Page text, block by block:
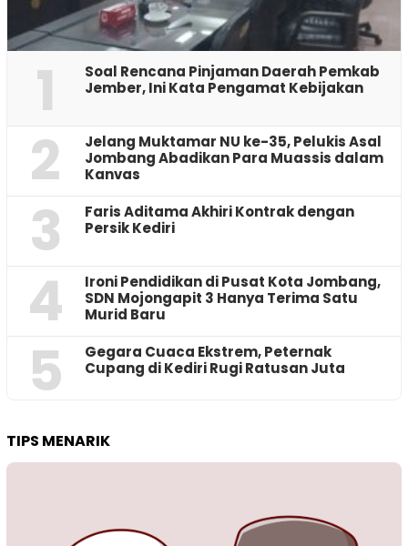
1
‎Soal Rencana Pinjaman Daerah Pemkab
Jember, Ini Kata Pengamat Kebijakan ‎
2
Jelang Muktamar NU ke-35, Pelukis Asal
Jombang Abadikan Para Muassis dalam
Kanvas
3
Faris Aditama Akhiri Kontrak dengan
Persik Kediri
4
Ironi Pendidikan di Pusat Kota Jombang,
SDN Mojongapit 3 Hanya Terima Satu
Murid Baru
5
‎Gegara Cuaca Ekstrem, Peternak
Cupang di Kediri Rugi Ratusan Juta
TIPS MENARIK